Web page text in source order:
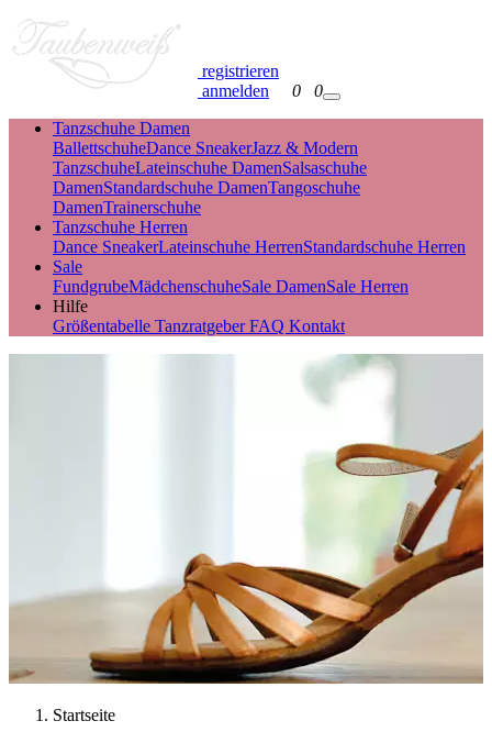
registrieren
anmelden
0
0
Tanzschuhe Damen
BallettschuheDance SneakerJazz & Modern
TanzschuheLateinschuhe DamenSalsaschuhe
DamenStandardschuhe DamenTangoschuhe
DamenTrainerschuhe
Tanzschuhe Herren
Dance SneakerLateinschuhe HerrenStandardschuhe Herren
Sale
FundgrubeMädchenschuheSale DamenSale Herren
Hilfe
Größentabelle TanzratgeberFAQ Kontakt
Startseite